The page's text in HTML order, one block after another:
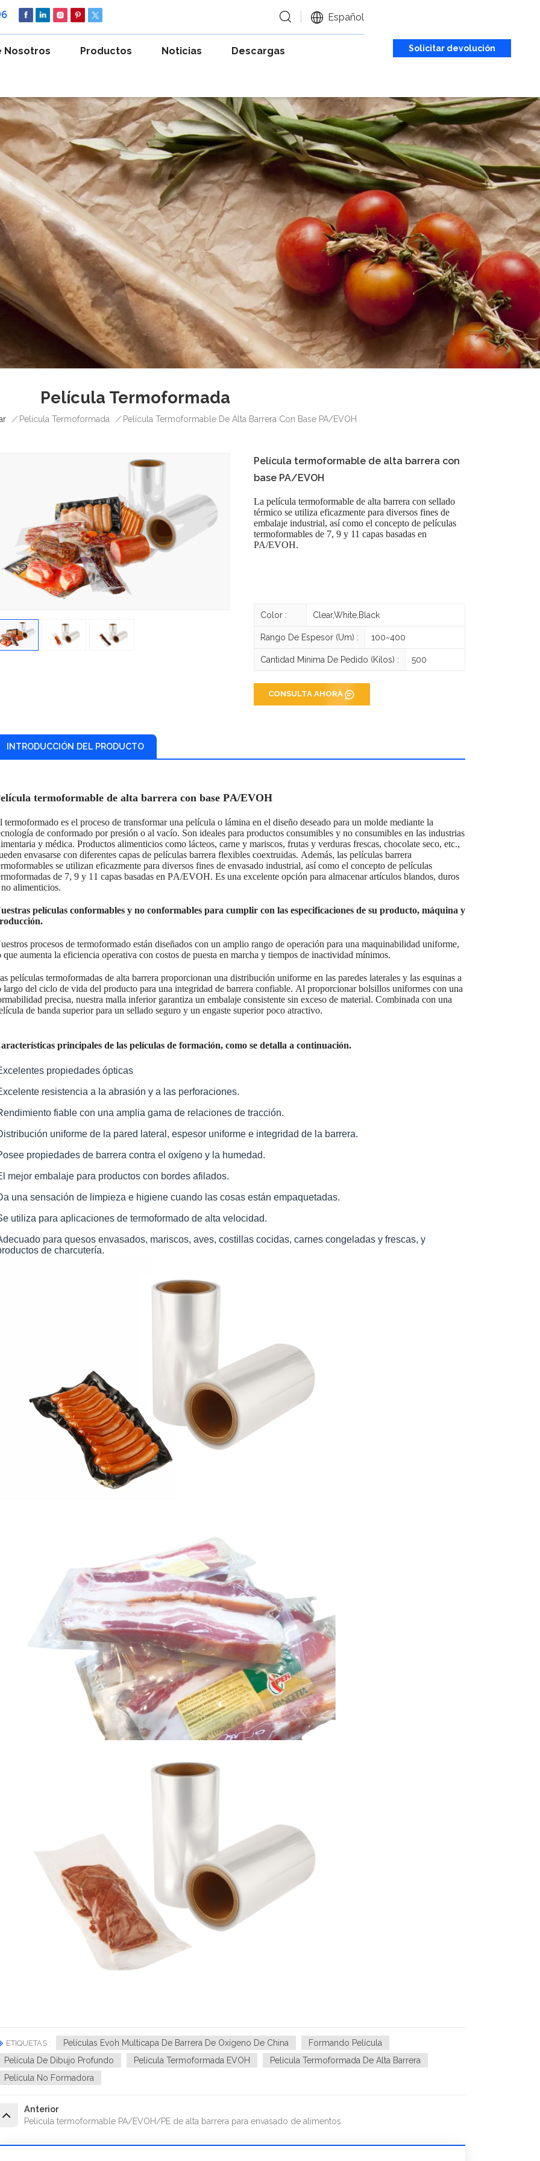
Español
Nosotros Productos Noticias Descargas
Solicitar devolución
Película Termoformada
/ Película Termoformada / Película Termoformable De Alta Barrera Con Base PA/EVOH
Película termoformable de alta barrera con
base PA/EVOH
La película termoformable de alta barrera con sellado
térmico se utiliza eficazmente para diversos fines de
embalaje industrial, así como el concepto de películas
termoformables de 7, 9 y 11 capas basadas en
PA/EVOH.
Color : Clear,White,Black
Rango De Espesor (um) : 100~400
Cantidad Mínima De Pedido (kilos) : 500
CONSULTA AHORA
INTRODUCCIÓN DEL PRODUCTO
termoformable de alta barrera con base PA/EVOH
termoformado es el proceso de transformar una película o lámina en el diseño deseado para un molde mediante la
de conformado por presión o al vacío. Son ideales para productos consumibles y no consumibles en las industrias
y médica. Productos alimenticios como lácteos, carne y mariscos, frutas y verduras frescas, chocolate seco, etc.,
envasarse con diferentes capas de películas barrera flexibles coextruidas. Además, las películas barrera
se utilizan eficazmente para diversos fines de envasado industrial, así como el concepto de películas
de 7, 9 y 11 capas basadas en PA/EVOH. Es una excelente opción para almacenar artículos blandos, duros
alimenticios.
películas conformables y no conformables para cumplir con las especificaciones de su producto, máquina y
procesos de termoformado están diseñados con un amplio rango de operación para una maquinabilidad uniforme,
que aumenta la eficiencia operativa con costos de puesta en marcha y tiempos de inactividad mínimos.
películas termoformadas de alta barrera proporcionan una distribución uniforme en las paredes laterales y las esquinas a
largo del ciclo de vida del producto para una integridad de barrera confiable. Al proporcionar bolsillos uniformes con una
precisa, nuestra malla inferior garantiza un embalaje consistente sin exceso de material. Combinada con una
de banda superior para un sellado seguro y un engaste superior poco atractivo.
principales de las películas de formación, como se detalla a continuación.
propiedades ópticas
resistencia a la abrasión y a las perforaciones.
fiable con una amplia gama de relaciones de tracción.
uniforme de la pared lateral, espesor uniforme e integridad de la barrera.
propiedades de barrera contra el oxígeno y la humedad.
mejor embalaje para productos con bordes afilados.
una sensación de limpieza e higiene cuando las cosas están empaquetadas.
utiliza para aplicaciones de termoformado de alta velocidad.
para quesos envasados, mariscos, aves, costillas cocidas, carnes congeladas y frescas, y
de charcutería.
ETIQUETAS : Películas Evoh Multicapa De Barrera De Oxígeno De China
Formando Película
Película De Dibujo Profundo
Película Termoformada EVOH
Película Termoformada De Alta Barrera
Película No Formadora
Anterior
Película termoformable PA/EVOH/PE de alta barrera para envasado de alimentos.